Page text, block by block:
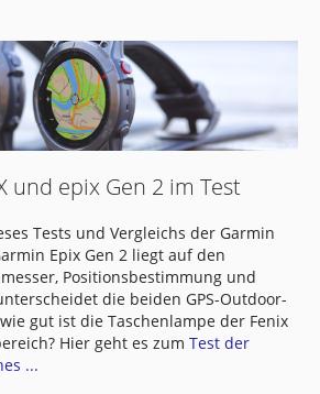
und epix Gen 2 im Test
Tests und Vergleichs der Garmin
Epix Gen 2 liegt auf den
Positionsbestimmung und
die beiden GPS-Outdoor-
gut ist die Taschenlampe der Fenix
Hier geht es zum Test der
...